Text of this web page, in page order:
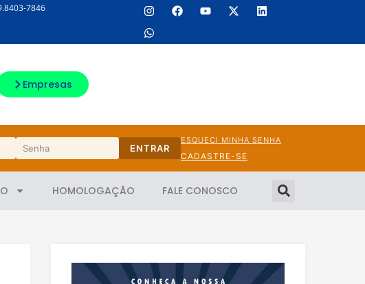
7846
Empresas
ENTRAR
ESQUECI MINHA SENHA
CADASTRE-SE
HOMOLOGAÇÃO FALE CONOSCO